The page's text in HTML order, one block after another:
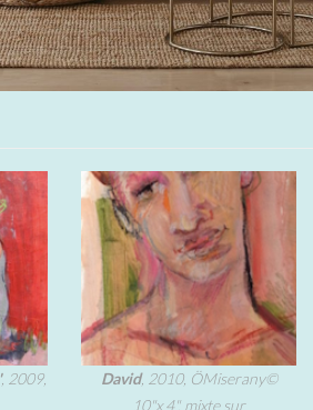
, 2009,
David, 2010, ÖMiserany©
10"x 4", mixte sur